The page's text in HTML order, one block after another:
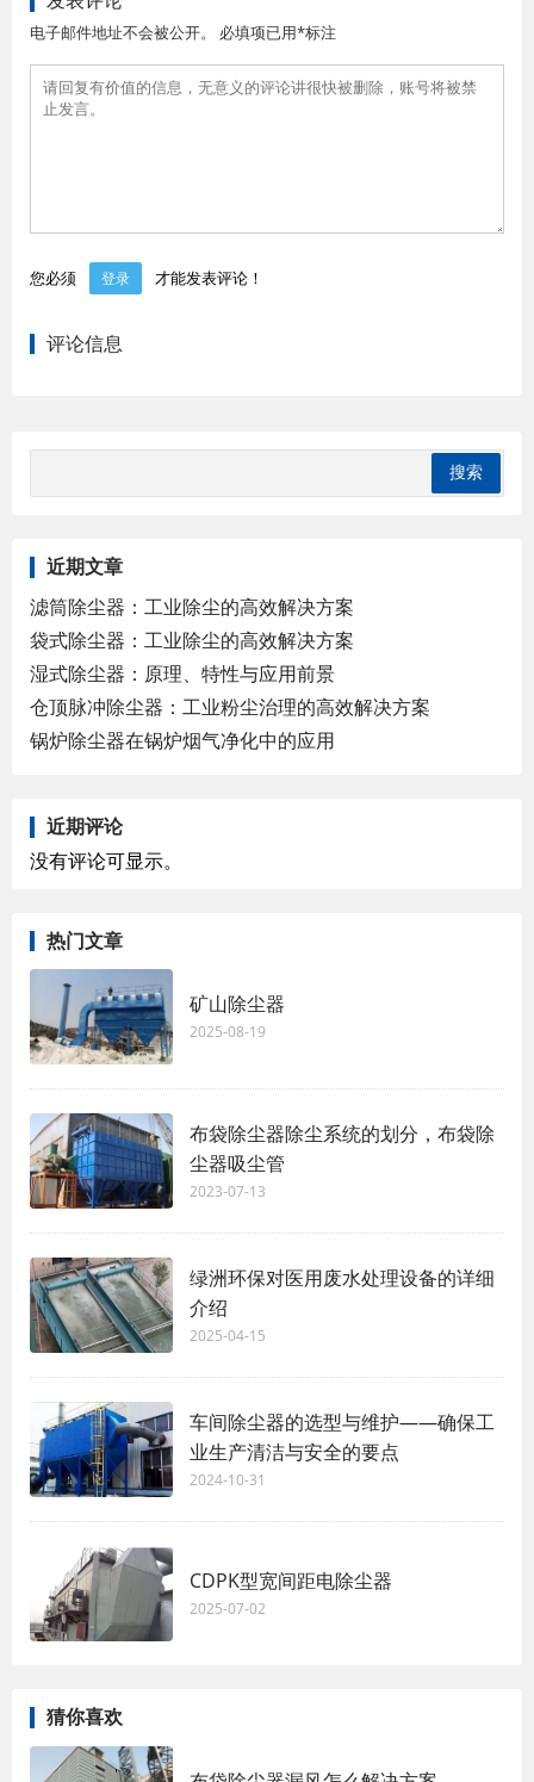
电子邮件地址不会被公开。 必填项已用*标注
您必须 登录 才能发表评论！
评论信息
近期文章
滤筒除尘器：工业除尘的高效解决方案
袋式除尘器：工业除尘的高效解决方案
湿式除尘器：原理、特性与应用前景
仓顶脉冲除尘器：工业粉尘治理的高效解决方案
锅炉除尘器在锅炉烟气净化中的应用
近期评论
没有评论可显示。
热门文章
矿山除尘器
2025-08-19
布袋除尘器除尘系统的划分，布袋除
尘器吸尘管
2023-07-13
绿洲环保对医用废水处理设备的详细
介绍
2025-04-15
车间除尘器的选型与维护——确保工
业生产清洁与安全的要点
2024-10-31
CDPK型宽间距电除尘器
2025-07-02
猜你喜欢